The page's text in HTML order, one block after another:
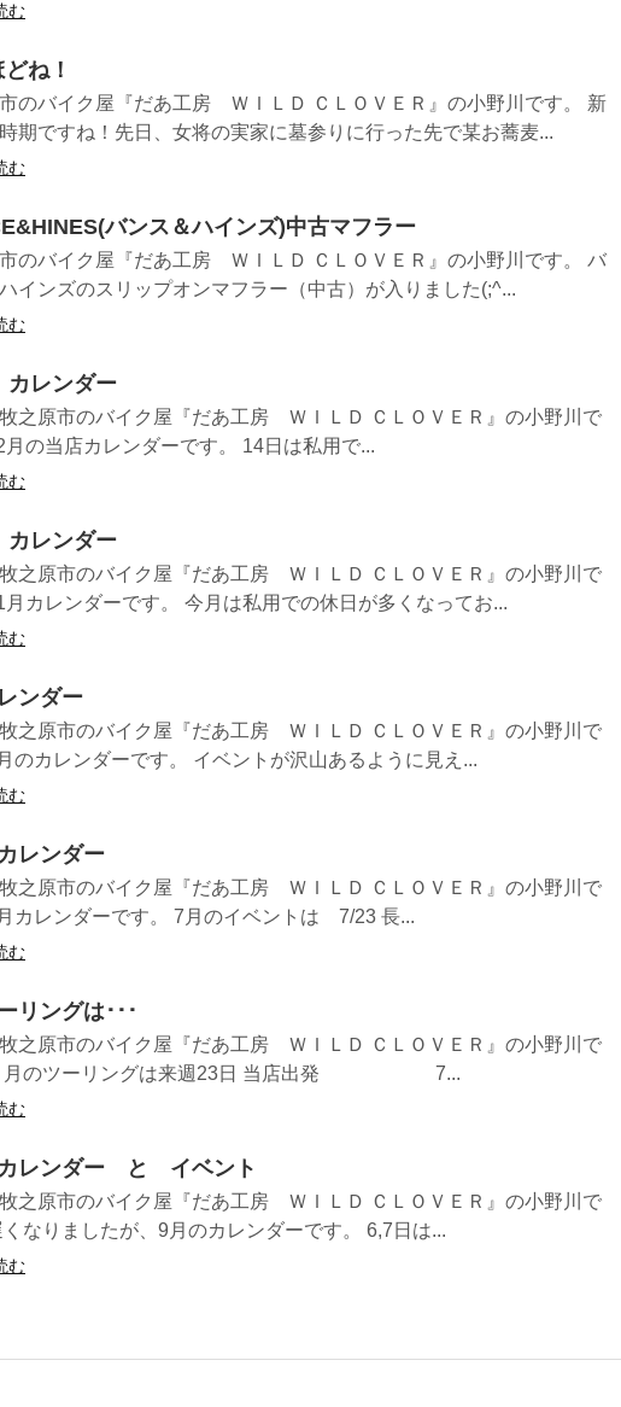
む
ね！
のバイク屋『だあ工房 ＷＩＬＤ ＣＬＯＶＥＲ』の小野川です。 新
期ですね！先日、女将の実家に墓参りに行った先で某お蕎麦...
む
バンス＆ハインズ)中古マフラー
のバイク屋『だあ工房 ＷＩＬＤ ＣＬＯＶＥＲ』の小野川です。 バ
インズのスリップオンマフラー（中古）が入りました(;^...
む
レンダー
之原市のバイク屋『だあ工房 ＷＩＬＤ ＣＬＯＶＥＲ』の小野川で
月の当店カレンダーです。 14日は私用で...
む
レンダー
之原市のバイク屋『だあ工房 ＷＩＬＤ ＣＬＯＶＥＲ』の小野川で
月カレンダーです。 今月は私用での休日が多くなってお...
む
ンダー
之原市のバイク屋『だあ工房 ＷＩＬＤ ＣＬＯＶＥＲ』の小野川で
のカレンダーです。 イベントが沢山あるように見え...
む
レンダー
之原市のバイク屋『だあ工房 ＷＩＬＤ ＣＬＯＶＥＲ』の小野川で
カレンダーです。 7月のイベントは 7/23 長...
む
リングは･･･
之原市のバイク屋『だあ工房 ＷＩＬＤ ＣＬＯＶＥＲ』の小野川で
月のツーリングは来週23日 当店出発 7...
む
レンダー と イベント
之原市のバイク屋『だあ工房 ＷＩＬＤ ＣＬＯＶＥＲ』の小野川で
なりましたが、9月のカレンダーです。 6,7日は...
む